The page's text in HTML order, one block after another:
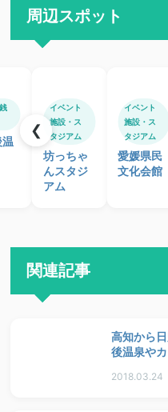
周辺スポット
イベント
施設・ス
タジアム
坊っちゃ
んスタジ
アム
イベント
施設・ス
タジアム
愛媛県民
文化会館
❮
関連記事
高知から
後温泉や
2018.03.24